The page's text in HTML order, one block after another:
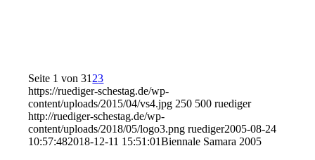
Seite 1 von 31 23
https://ruediger-schestag.de/wp-
content/uploads/2015/04/vs4.jpg 250 500 ruediger
http://ruediger-schestag.de/wp-
content/uploads/2018/05/logo3.png ruediger2005-08-24
10:57:482018-12-11 15:51:01Biennale Samara 2005